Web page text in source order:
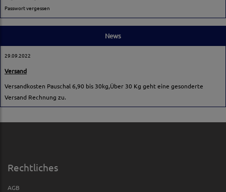
Passwort vergessen
News
29.09.2022
Versand
Versandkosten Pauschal 6,90 bis 30kg,Über 30 Kg geht eine gesonderte
Versand Rechnung zu.
Rechtliches
AGB